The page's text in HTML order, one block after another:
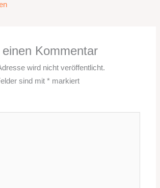
Kommentar
wird nicht veröffentlicht.
sind mit* markiert